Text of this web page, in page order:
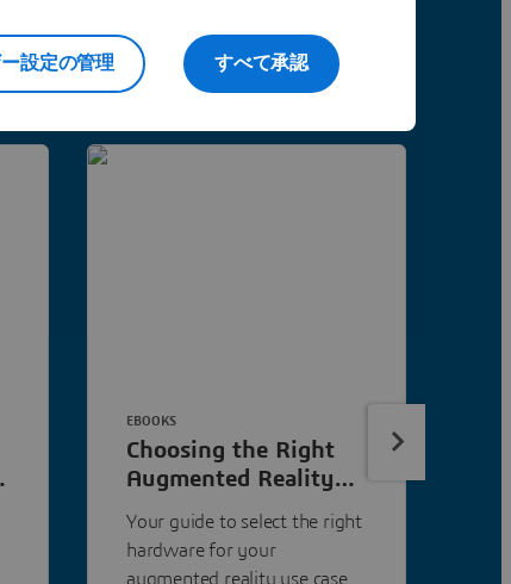
しましょう。
Choosing the Right
Augmented Reality
Manufacturing
Your guide to select the right
hardware for your
augmented reality use case
EBOOKS
すべて承認
設定の管理